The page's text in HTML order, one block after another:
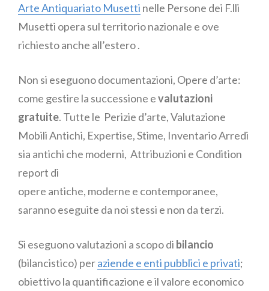
Arte Antiquariato Musetti nelle Persone dei F.lli
Musetti opera sul territorio nazionale e ove
richiesto anche all’estero .
Non si eseguono documentazioni, Opere d’arte:
come gestire la successione evalutazioni
gratuite. Tutte le Perizie d’arte, Valutazione
Mobili Antichi, Expertise, Stime, Inventario Arredi
sia antichi che moderni, Attribuzioni e Condition
report di
opere antiche, moderne e contemporanee,
saranno eseguite da noi stessi e non da terzi.
Si eseguono valutazioni a scopo di bilancio
(bilancistico) peraziende e enti pubblici e privati;
obiettivo la quantificazione e il valore economico